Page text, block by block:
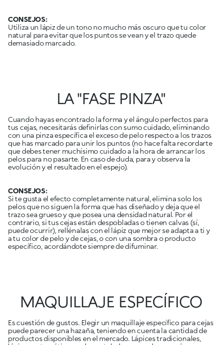
CONSEJOS:
Utiliza un lápiz de un tono no mucho más oscuro que tu color
natural para evitar que los puntos se vean y el trazo quede
demasiado marcado.
LA "FASE PINZA"
Cuando hayas encontrado la forma y el ángulo perfectos para
tus cejas, necesitarás definirlas con sumo cuidado, eliminando
con una pinza específica el exceso de pelo respecto a los trazos
que has marcado para unir los puntos (no hace falta recordarte
que debes tener muchísimo cuidado a la hora de arrancar los
pelos para no pasarte. En caso de duda, para y observa la
evolución y el resultado en el espejo).
CONSEJOS:
Si te gusta el efecto completamente natural, elimina solo los
pelos que no siguen la forma que has diseñado y deja que el
trazo sea grueso y que posea una densidad natural. Por el
contrario, si tus cejas están despobladas o tienen calvas (sí,
puede ocurrir), rellénalas con el lápiz que mejor se adapta a ti y
a tu color de pelo y de cejas, o con una sombra o producto
específico, acordándote siempre de difuminar.
MAQUILLAJE ESPECÍFICO
Es cuestión de gustos. Elegir un maquillaje específico para cejas
puede parecer una hazaña, teniendo en cuenta la cantidad de
productos disponibles en el mercado. Lápices tradicionales,